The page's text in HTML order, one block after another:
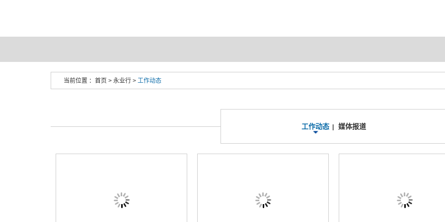
当前位置 ： 首页 > 永业行 > 工作动态
工作动态 媒体报道